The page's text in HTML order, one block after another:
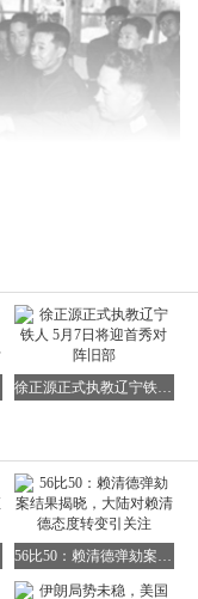
将“不要再被赶下
气候与对手战术的
速推进转向阵地消
岭地区，双方再次
靠“人—坑道—反冲
数十次冲击。黄继
膛堵住射孔，为身
美军第7师的报告冰
却未能彻底夺占目
惨痛的代价，然而
徐正源正式执教辽宁铁人 5月7日将迎首秀对阵旧部
56比50：赖清德弹劾案结果揭晓，大陆对赖清德态度转变引关注